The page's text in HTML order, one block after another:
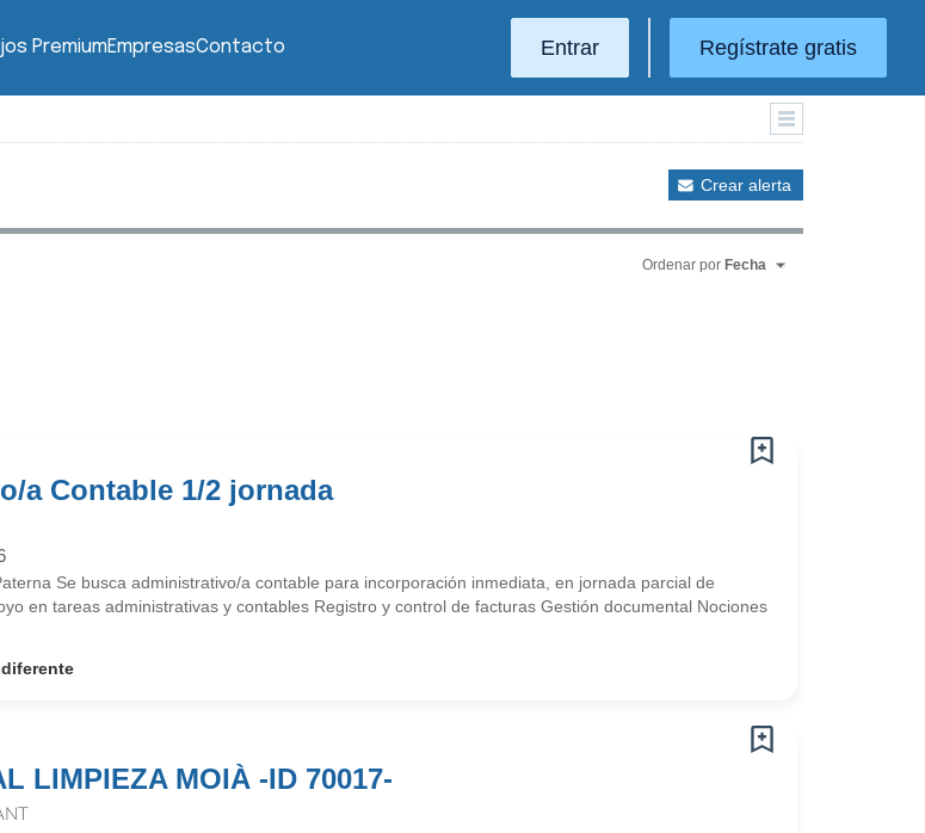
PremiumEmpresasContacto Entrar Regístrate gratis
Crear alerta
Ordenar por Fecha
a Contable 1/2 jornada
Se busca administrativo/a contable para incorporación inmediata, en jornada parcial de
en tareas administrativas y contables Registro y control de facturas Gestión documental Nociones
LIMPIEZA MOIÀ -ID 70017-